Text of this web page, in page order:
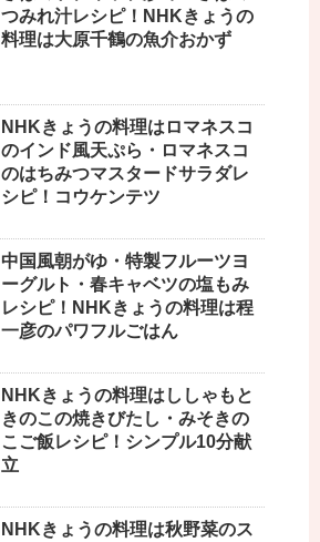
つみれ汁レシピ！NHKきょうの
料理は大原千鶴の魚介おかず
NHKきょうの料理はロマネスコ
のインド風天ぷら・ロマネスコ
のはちみつマスタードサラダレ
シピ！コウケンテツ
中国風朝がゆ・特製フルーツヨ
ーグルト・春キャベツの塩もみ
レシピ！NHKきょうの料理は程
一彦のパワフルごはん
NHKきょうの料理はししゃもと
きのこの焼きびたし・みそきの
こご飯レシピ！シンプル10分献
立
NHKきょうの料理は秋野菜のス